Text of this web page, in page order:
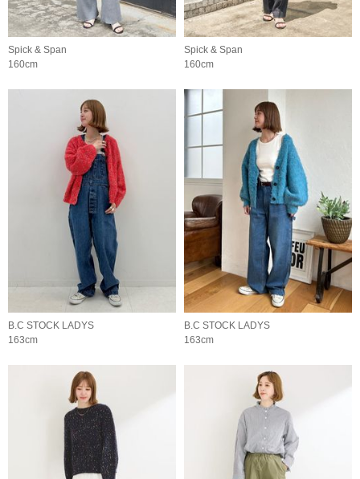
Spick & Span
160cm
Spick & Span
160cm
B.C STOCK LADYS
163cm
B.C STOCK LADYS
163cm